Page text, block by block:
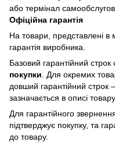
або термінал
Офіційна гарантія
На товари, представлені в
гарантія виробника.
Базовий гарантійний строк
покупки . Для окремих
довший гарантійний строк
зазначається в описі
Для гарантійного
підтверджує покупку, та
до товару.